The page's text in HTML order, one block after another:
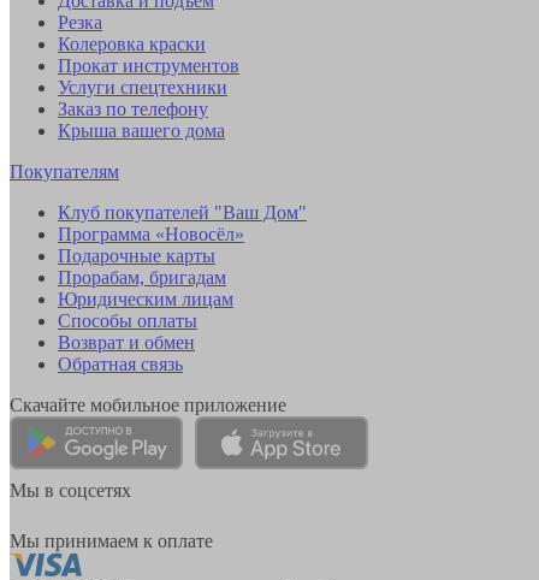
Резка
Колеровка краски
Прокат инструментов
Услуги спецтехники
Заказ по телефону
Крыша вашего дома
Покупателям
Клуб покупателей "Ваш Дом"
Программа «Новосёл»
Подарочные карты
Прорабам, бригадам
Юридическим лицам
Способы оплаты
Возврат и обмен
Обратная связь
Скачайте мобильное приложение
Мы в соцсетях
Мы принимаем к оплате